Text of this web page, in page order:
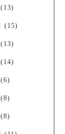
(13)
(15)
(13)
(14)
(6)
(8)
(8)